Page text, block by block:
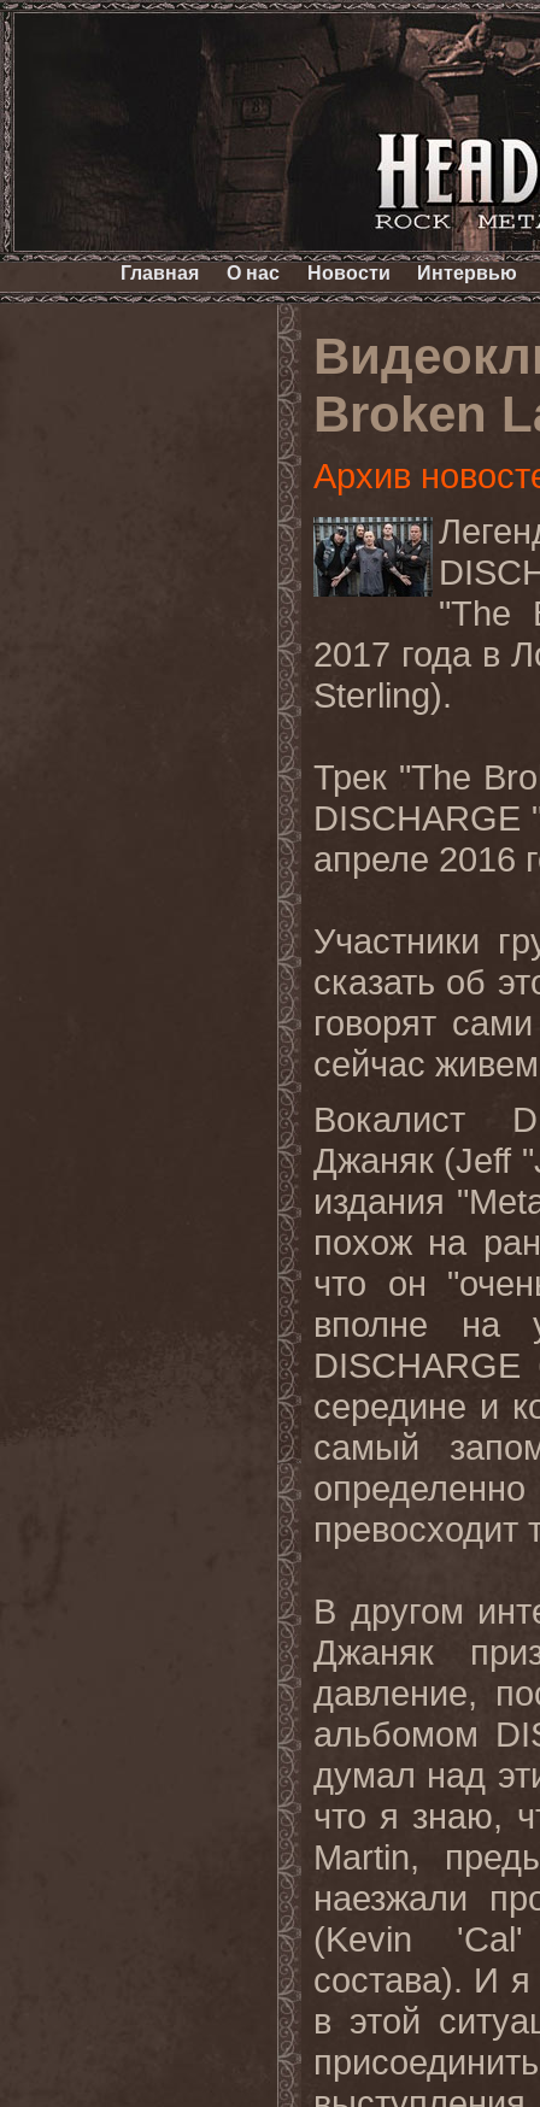
Главная О нас Новости Интервью
Broken
Архив
"The
2017 года в
Sterling).
Трек "The
DISCHARGE
апреле 2016
Участники
сказать об
говорят
сейчас
Вокалист
Джаняк (Jeff "
издания "
похож на
что он
вполне на
DISCHARGE
середине и
самый
превосходит
В другом
Джаняк
давление,
альбомом
думал над
что я знаю,
Martin,
наезжали
(Kevin 'Cal
состава). И я
в этой